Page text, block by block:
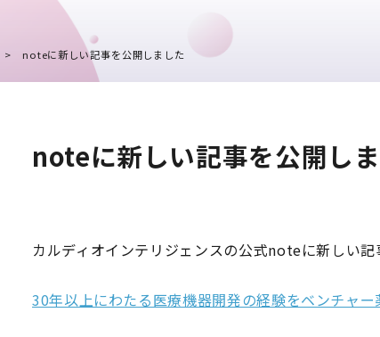
> noteに新しい記事を公開しました
noteに新しい記事を公開し
カルディオインテリジェンスの公式noteに新しい記
30年以上にわたる医療機器開発の経験をベンチャ